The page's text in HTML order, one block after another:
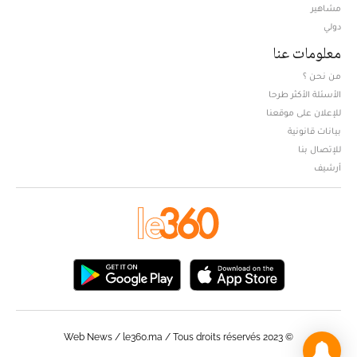
مشاهير
دولي
معلومات عنا
من نحن ؟
الأسئلة الأكثر طرحا
للإعلان على موقعنا
بيانات قانونية
للإتصال بنا
أرشيف
© Web News / le360.ma / Tous droits réservés 2023